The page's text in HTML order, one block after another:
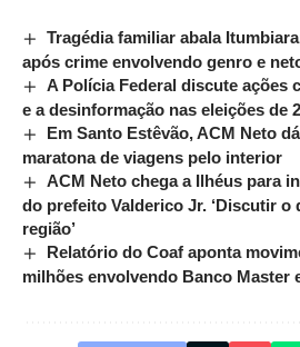
Tragédia familiar abala
após crime envolvendo genro e
A Polícia Federal discute ações
e a desinformação nas eleições de
Em Santo Estêvão, ACM Neto
maratona de viagens pelo interior
ACM Neto chega a Ilhéus para
do prefeito Valderico Jr. ‘Discutir o
região’
Relatório do Coaf aponta
milhões envolvendo Banco Master